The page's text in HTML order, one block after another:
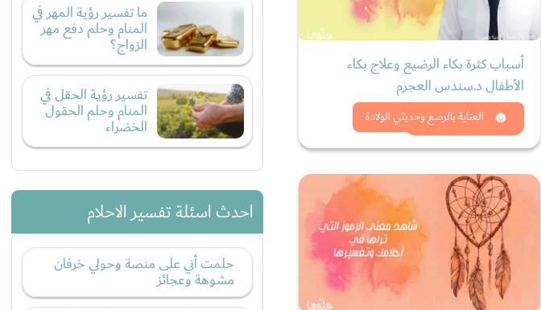
العناية بالرضع وحديثي الولادة
أسباب كثرة بكاء الرضيع وعلاج بكاء
الأطفال د.سندس العجرم
شاهد الان
ما تفسير رؤية المهر في
المنام وحلم دفع مهر
الزواج؟
تفسير رؤية الحقل في
المنام وحلم الحقول
الخضراء
احدث اسئلة تفسير الاحلام
حلمت أني على منصة وحولي خرفان
مشوهة وعجائز